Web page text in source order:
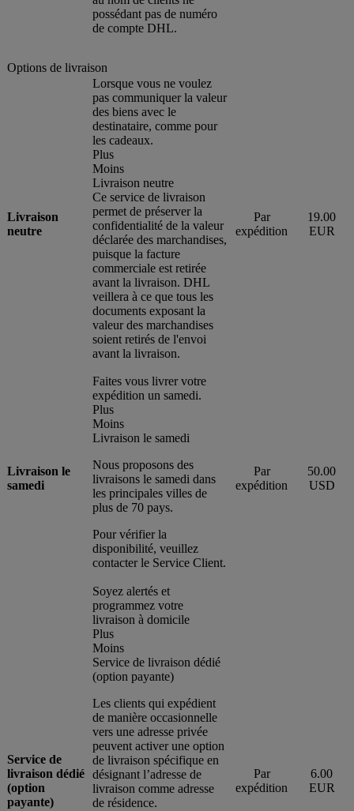
possédant pas de numéro
de compte DHL.
Options de livraison
Livraison
neutre
Lorsque vous ne voulez
pas communiquer la valeur
des biens avec le
destinataire, comme pour
les cadeaux.
Plus
Moins
Livraison neutre
Ce service de livraison
permet de préserver la
confidentialité de la valeur
déclarée des marchandises,
puisque la facture
commerciale est retirée
avant la livraison. DHL
veillera à ce que tous les
documents exposant la
valeur des marchandises
soient retirés de l'envoi
avant la livraison.
Par
expédition
19.00
EUR
Livraison le
samedi
Faites vous livrer votre
expédition un samedi.
Plus
Moins
Livraison le samedi
Nous proposons des
livraisons le samedi dans
les principales villes de
plus de 70 pays.
Pour vérifier la
disponibilité, veuillez
contacter le Service Client.
Par
expédition
50.00
USD
Service de
livraison dédié
(option
payante)
Soyez alertés et
programmez votre
livraison à domicile
Plus
Moins
Service de livraison dédié
(option payante)
Les clients qui expédient
de manière occasionnelle
vers une adresse privée
peuvent activer une option
de livraison spécifique en
désignant l’adresse de
livraison comme adresse
de résidence.
Par
expédition
6.00
EUR